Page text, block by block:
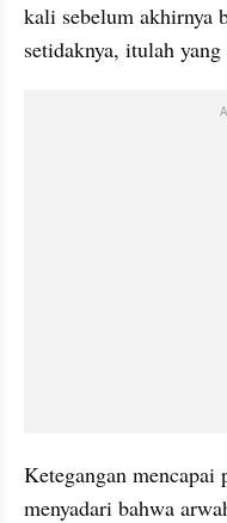
kali sebelum akhirnya
setidaknya, itulah
Ketegangan mencapai
menyadari bahwa